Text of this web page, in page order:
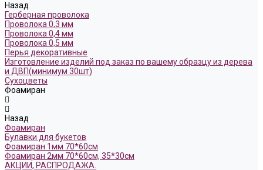
Назад
Герберная проволока
Проволока 0,3 мм
Проволока 0,4 мм
Проволока 0,5 мм
Перья декоративные
Изготовление изделий под заказ по вашему образцу из дерева
и ДВП(минимум 30шт)
Сухоцветы
Фоамиран
Назад
Фоамиран
Булавки для букетов
Фоамиран 1мм 70*60см
Фоамиран 2мм 70*60см, 35*30см
АКЦИИ, РАСПРОДАЖА.